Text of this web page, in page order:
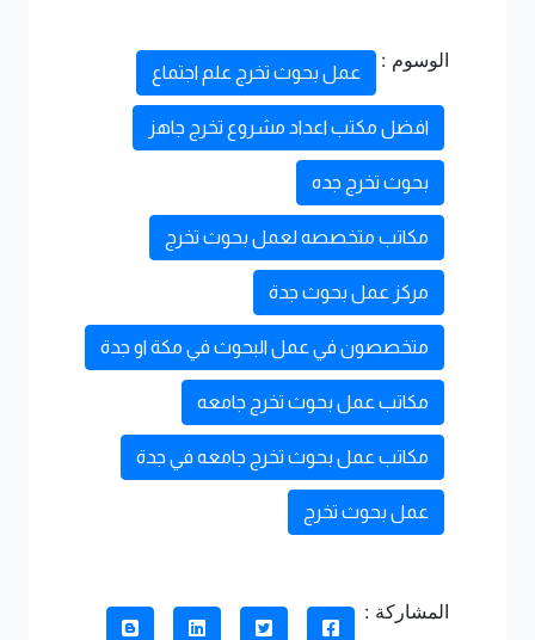
الوسوم :
عمل بحوث تخرج علم اجتماع
افضل مكتب اعداد مشروع تخرج جاهز
بحوث تخرج جده
مكاتب متخصصه لعمل بحوث تخرج
مركز عمل بحوث جدة
متخصصون في عمل البحوث في مكة او جدة
مكاتب عمل بحوث تخرج جامعه
مكاتب عمل بحوث تخرج جامعه في جدة
عمل بحوث تخرج
المشاركة :